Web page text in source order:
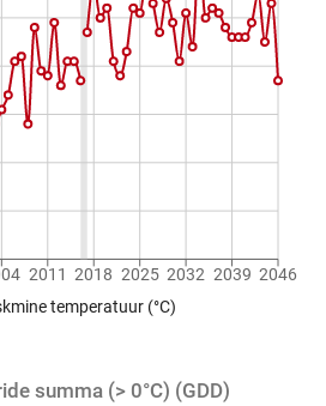
2011 2018 2025 2032 2039 2046
temperatuur (°C)
summa (> 0°C) (GDD)